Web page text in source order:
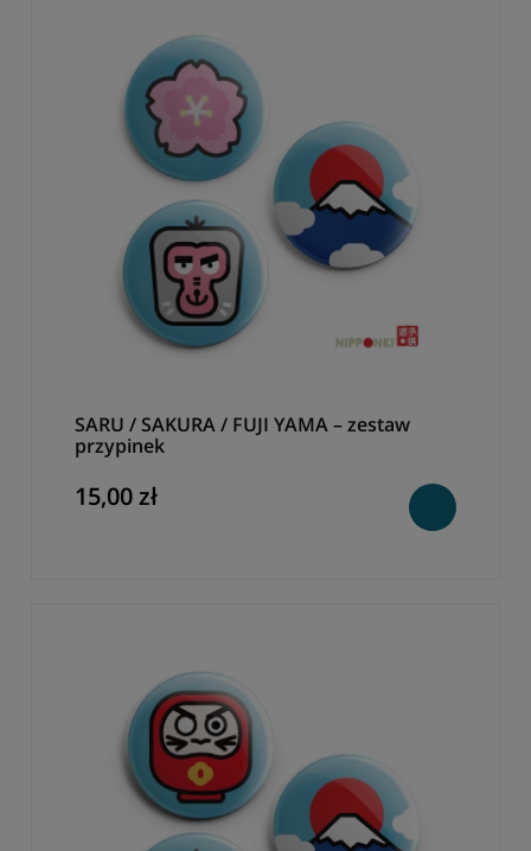
SARU / SAKURA / FUJI YAMA – zestaw
przypinek
15,00 zł